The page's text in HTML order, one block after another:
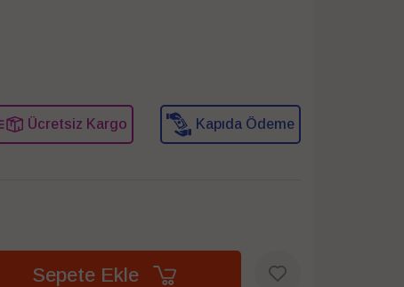
Ücretsiz Kargo Kapıda Ödeme
Sepete Ekle